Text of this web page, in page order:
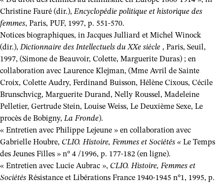
Christine Fauré (dir.), Encyclopédie politique et historique des
femmes, Paris, PUF, 1997, p. 551-570.
Notices biographiques, in Jacques Julliard et Michel Winock
(dir.), Dictionnaire des Intellectuels du XXe siècle , Paris, Seuil,
1997, (Simone de Beauvoir, Colette, Marguerite Duras) ; en
collaboration avec Laurence Klejman, (Mme Avril de Sainte
Croix, Colette Audry, Ferdinand Buisson, Hélène Cixous, Cécile
Brunschvicg, Marguerite Durand, Nelly Roussel, Madeleine
Pelletier, Gertrude Stein, Louise Weiss, Le Deuxième Sexe, Le
procès de Bobigny, La Fronde).
« Entretien avec Philippe Lejeune » en collaboration avec
Gabrielle Houbre, CLIO. Histoire, Femmes et Sociétés « Le Temps
des Jeunes Filles » n° 4 /1996, p. 177-182 (en ligne).
« Entretien avec Lucie Aubrac », CLIO. Histoire, Femmes et
Sociétés Résistance et Libérations France 1940-1945 n°1, 1995, p.